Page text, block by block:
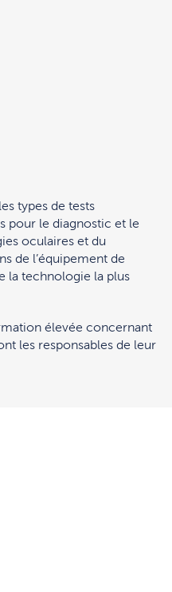
types de tests
pour le diagnostic et le
oculaires et du
de l’équipement de
la technologie la plus
élevée concernant
les responsables de leur